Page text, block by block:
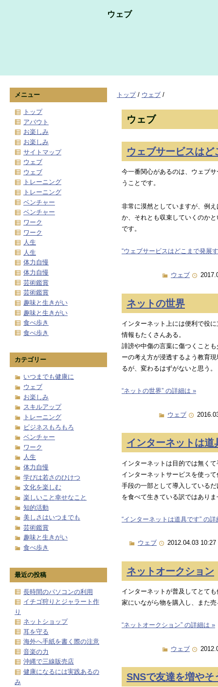
ウェブ
トップ/ ウェブ /
ウェブ
ウェブサービスは
今一番関心があるのは、ウェブ
うことです。
非常に漠然としていますが、例
か、それとも収束していくのか
です。
“ウェブサービスはどこまで発展
ウェブ
ネットの世界
インターネット上には便利で役
情報もたくさんある。
誹謗や中傷の言葉に傷つくこと
ーの考え方が浸透するよう教育
るが、変わるはずがないと思う。
“ネットの世界” の詳細は »
ウェブ
インターネットは道
インターネットは目的では無く
インターネットサービスを使っ
手段の一部として導入している
を食べて生きている訳ではあり
“インターネットは道具です” の詳
ウェブ 2012.04.03 10:27
ネットオークション
インターネットが普及してとて
家にいながら物を購入し、また
“ネットオークション” の詳細は »
ウェブ
SNSで友達を増やそ
メニュー
トップ
アバウト
お楽しみ
お楽しみ
サイトマップ
ウェブ
ウェブ
トレーニング
トレーニング
ベンチャー
ベンチャー
ワーク
ワーク
人生
人生
体力自慢
体力自慢
芸術鑑賞
芸術鑑賞
趣味と生きがい
趣味と生きがい
食べ歩き
食べ歩き
カテゴリー
いつまでも健康に
ウェブ
お楽しみ
スキルアップ
トレーニング
ビジネスもろもろ
ベンチャー
ワーク
人生
体力自慢
学びは若さのひけつ
文化を楽しむ
楽しいこと幸せなこと
知的活動
美しさはいつまでも
芸術鑑賞
趣味と生きがい
食べ歩き
最近の投稿
長時間のパソコンの利用
イチゴ狩りとジャラート作
り
ネットショップ
耳を守る
海外へ手紙を書く際の注意
音楽の力
沖縄で三線販売店
健康になるには実践あるの
み